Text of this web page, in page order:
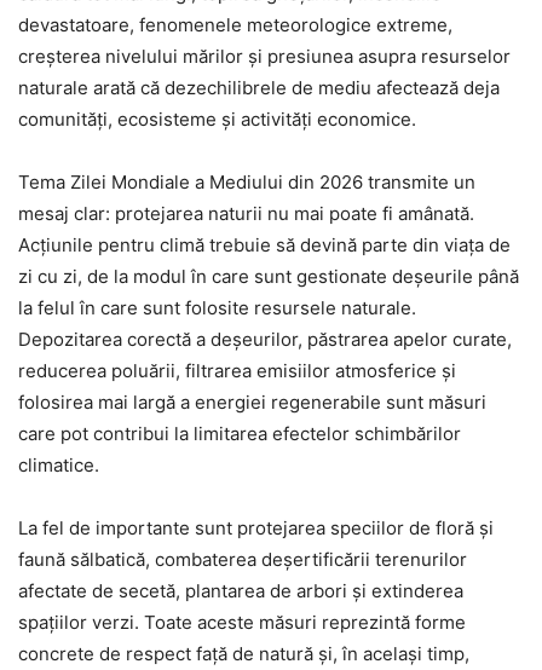
devastatoare, fenomenele meteorologice extreme,
creșterea nivelului mărilor și presiunea asupra resurselor
naturale arată că dezechilibrele de mediu afectează deja
comunități, ecosisteme și activități economice.
Tema Zilei Mondiale a Mediului din 2026 transmite un
mesaj clar: protejarea naturii nu mai poate fi amânată.
Acțiunile pentru climă trebuie să devină parte din viața de
zi cu zi, de la modul în care sunt gestionate deșeurile până
la felul în care sunt folosite resursele naturale.
Depozitarea corectă a deșeurilor, păstrarea apelor curate,
reducerea poluării, filtrarea emisiilor atmosferice și
folosirea mai largă a energiei regenerabile sunt măsuri
care pot contribui la limitarea efectelor schimbărilor
climatice.
La fel de importante sunt protejarea speciilor de floră și
faună sălbatică, combaterea deșertificării terenurilor
afectate de secetă, plantarea de arbori și extinderea
spațiilor verzi. Toate aceste măsuri reprezintă forme
concrete de respect față de natură și, în același timp,